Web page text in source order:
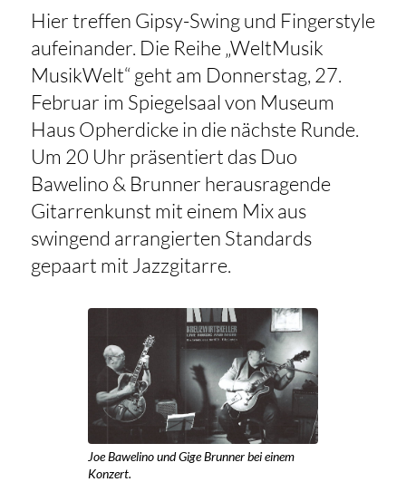
Hier treffen Gipsy-Swing und Fingerstyle
aufeinander. Die Reihe „WeltMusik
MusikWelt“ geht am Donnerstag, 27.
Februar im Spiegelsaal von Museum
Haus Opherdicke in die nächste Runde.
Um 20 Uhr präsentiert das Duo
Bawelino & Brunner herausragende
Gitarrenkunst mit einem Mix aus
swingend arrangierten Standards
gepaart mit Jazzgitarre.
Joe Bawelino und Gige Brunner bei einem
Konzert.